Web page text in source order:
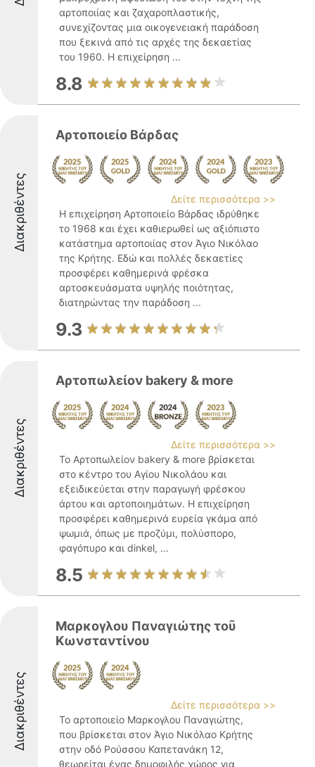
αρτοποιίας και ζαχαροπλαστικής,
συνεχίζοντας μια οικογενειακή παράδοση
που ξεκινά από τις αρχές της δεκαετίας
του 1960. Η επιχείρηση ...
8.8
Διακριθέντες
Αρτοποιείο Βάρδας
Δείτε περισσότερα >>
Η επιχείρηση Αρτοποιείο Βάρδας ιδρύθηκε
το 1968 και έχει καθιερωθεί ως αξιόπιστο
κατάστημα αρτοποιίας στον Άγιο Νικόλαο
της Κρήτης. Εδώ και πολλές δεκαετίες
προσφέρει καθημερινά φρέσκα
αρτοσκευάσματα υψηλής ποιότητας,
διατηρώντας την παράδοση ...
9.3
Διακριθέντες
Αρτοπωλείον bakery & more
Δείτε περισσότερα >>
Το Αρτοπωλείον bakery & more βρίσκεται
στο κέντρο του Αγίου Νικολάου και
εξειδικεύεται στην παραγωγή φρέσκου
άρτου και αρτοποιημάτων. Η επιχείρηση
προσφέρει καθημερινά ευρεία γκάμα από
ψωμιά, όπως με προζύμι, πολύσπορο,
φαγόπυρο και dinkel, ...
8.5
Διακριθέντες
Μαρκογλου Παναγιώτης τοῦ
Κωνσταντίνου
Δείτε περισσότερα >>
Το αρτοποιείο Μαρκογλου Παναγιώτης,
που βρίσκεται στον Άγιο Νικόλαο Κρήτης
στην οδό Ρούσσου Καπετανάκη 12,
θεωρείται ένας δημοφιλής χώρος για